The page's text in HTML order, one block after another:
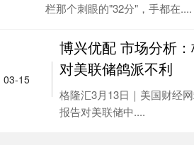
栏那个刺眼的"32分"，手都在....
03-15
博兴优配 市场分析
对美联储鸽派不利
格隆汇3月13日｜美国财经
报告对美联储中....